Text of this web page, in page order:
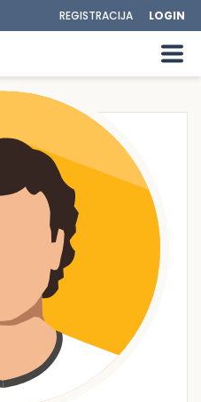
REGISTRACIJA LOGIN